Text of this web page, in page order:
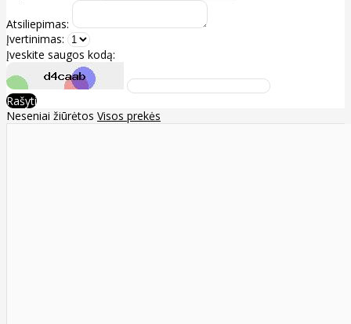
Atsiliepimas:
Įvertinimas:
Įveskite saugos kodą:
Rašyti
Neseniai žiūrėtos Visos prekės